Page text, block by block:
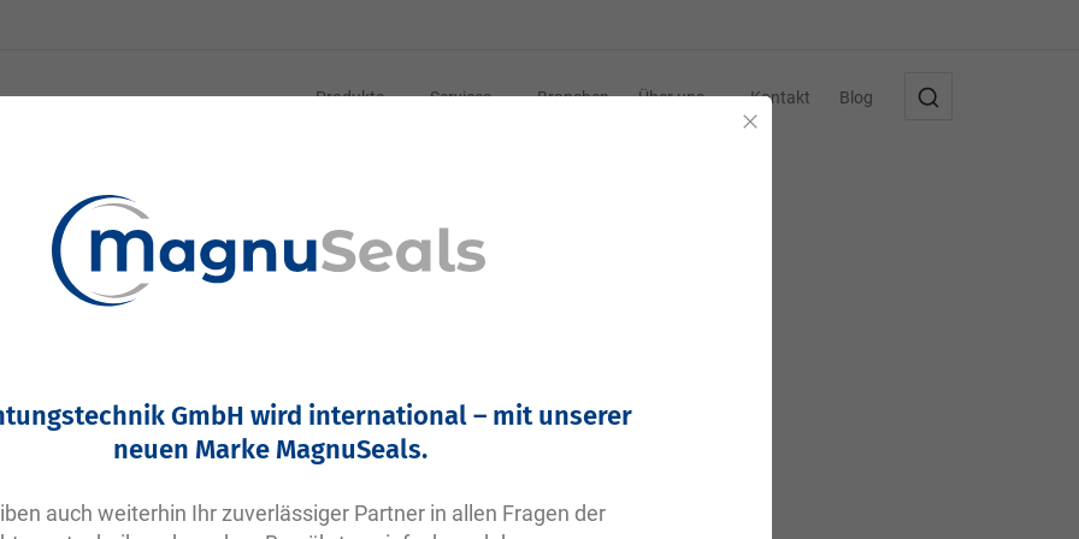
Produkte Services Branchen Über uns Kontakt Blog
2-0045 N0674-70 NBR schwarz | DVGW DIN EN549,
Keine Angabe
Artikelnummer 10540
Bitte einloggen
GmbH wird international – mit unserer
neuen Marke MagnuSeals.
auch weiterhin Ihr zuverlässiger Partner in allen Fragen der